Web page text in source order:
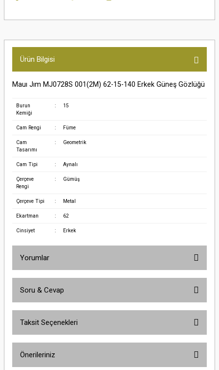
Ürün Bilgisi
Mauı Jım MJ0728S 001(2M) 62-15-140 Erkek Güneş Gözlüğü
Burun
Kemiği
: 15
Cam Rengi : Füme
Cam
Tasarımı
: Geometrik
Cam Tipi : Aynalı
Çerçeve
Rengi
: Gümüş
Çerçeve Tipi : Metal
Ekartman : 62
Cinsiyet : Erkek
Yorumlar
Soru & Cevap
Taksit Seçenekleri
Önerileriniz